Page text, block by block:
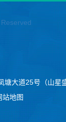
大道25号（山星
站地图